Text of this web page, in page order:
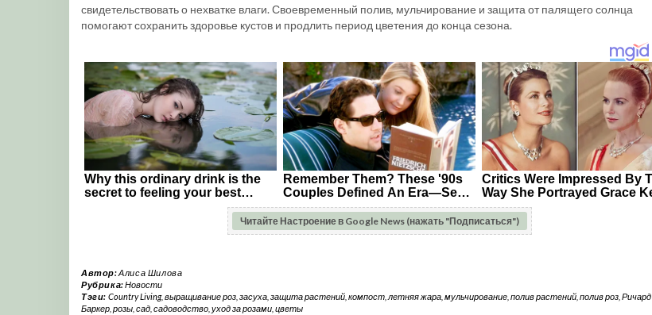
свидетельствовать о нехватке влаги. Своевременный полив, мульчирование и защита от палящего солнца
помогают сохранить здоровье кустов и продлить период цветения до конца сезона.
Читайте Настроение в Google News (нажать "Подписаться")
Автор:Алиса Шилова
Рубрика:Новости
Тэги: Country Living, выращивание роз, засуха, защита растений, компост, летняя жара, мульчирование, полив растений, полив роз, Ричард
Баркер розы сад садоводство уход за розами цветы